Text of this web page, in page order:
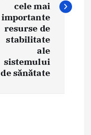
cele mai
importante
resurse de
stabilitate
ale
sistemului
de sănătate